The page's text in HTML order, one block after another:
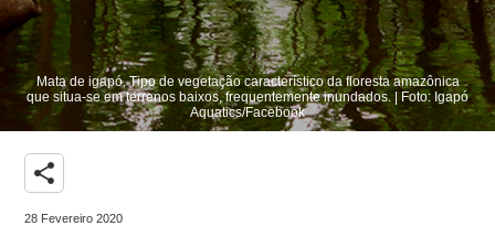
Mata de igapó. Tipo de vegetação característico da floresta amazônica
que situa-se em terrenos baixos, frequentemente inundados. | Foto: Igapó
Aquatics/Facebook
share
28 Fevereiro 2020